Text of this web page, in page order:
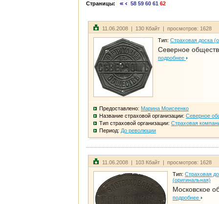
Страницы: 58 59 60 61 62
11.06.2008 | 130 Кбайт | просмотров: 1628
Тип: Страховая доска
Северное
подробнее
Предоставлено: Марина Моисеенко
Название страховой организации: Северное
Тип страховой организации: Страховая
Период: До революции
11.06.2008 | 103 Кбайт | просмотров: 1628
Тип: Страховая
(оригинальная)
Московское
подробнее